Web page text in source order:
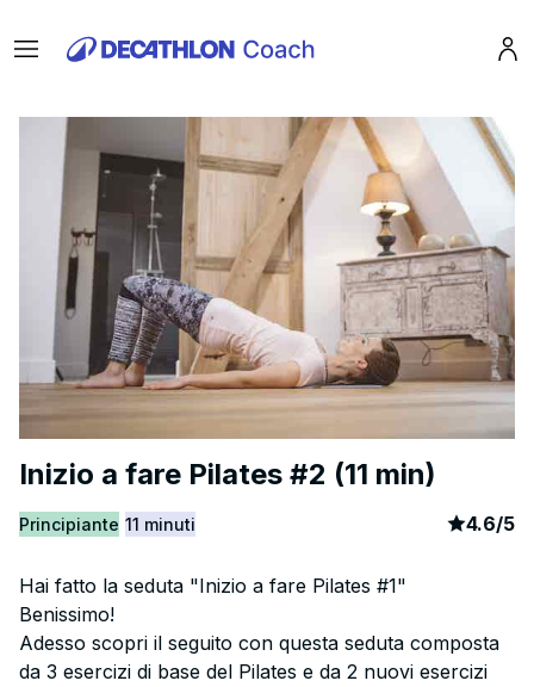
Menu
Inizio a fare Pilates #2 (11 min)
Principiante 11 minuti article
4.6/5
Hai fatto la seduta "Inizio a fare Pilates #1"
Benissimo!
Adesso scopri il seguito con questa seduta composta
da 3 esercizi di base del Pilates e da 2 nuovi esercizi